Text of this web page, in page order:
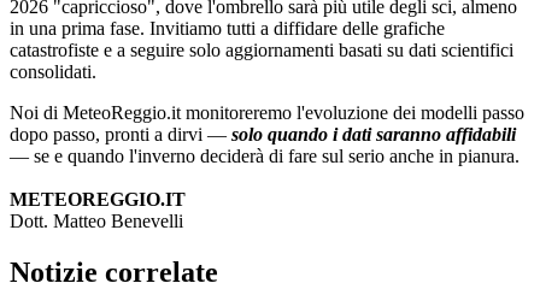
2026 "capriccioso", dove l'ombrello sarà più utile degli sci, almeno
in una prima fase. Invitiamo tutti a diffidare delle grafiche
catastrofiste e a seguire solo aggiornamenti basati su dati scientifici
consolidati.
Noi di MeteoReggio.it monitoreremo l'evoluzione dei modelli passo
dopo passo, pronti a dirvi — solo quando i dati saranno affidabili
— se e quando l'inverno deciderà di fare sul serio anche in pianura.
METEOREGGIO.IT
Dott. Matteo Benevelli
Notizie correlate